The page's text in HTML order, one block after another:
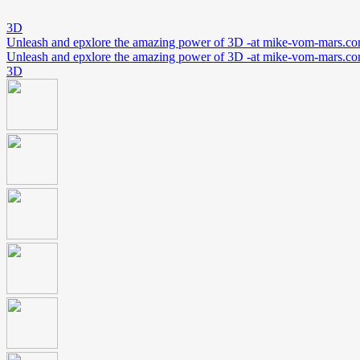
3D
Unleash and epxlore the amazing power of 3D -at mike-vom-
Unleash and epxlore the amazing power of 3D -at mike-vom-
3D